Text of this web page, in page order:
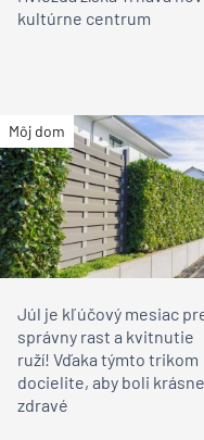
kultúrne centrum
Môj dom
Júl je kľúčový mesiac
správny rast a kvitnutie
ruží! Vďaka týmto trikom
docielite, aby boli
zdravé